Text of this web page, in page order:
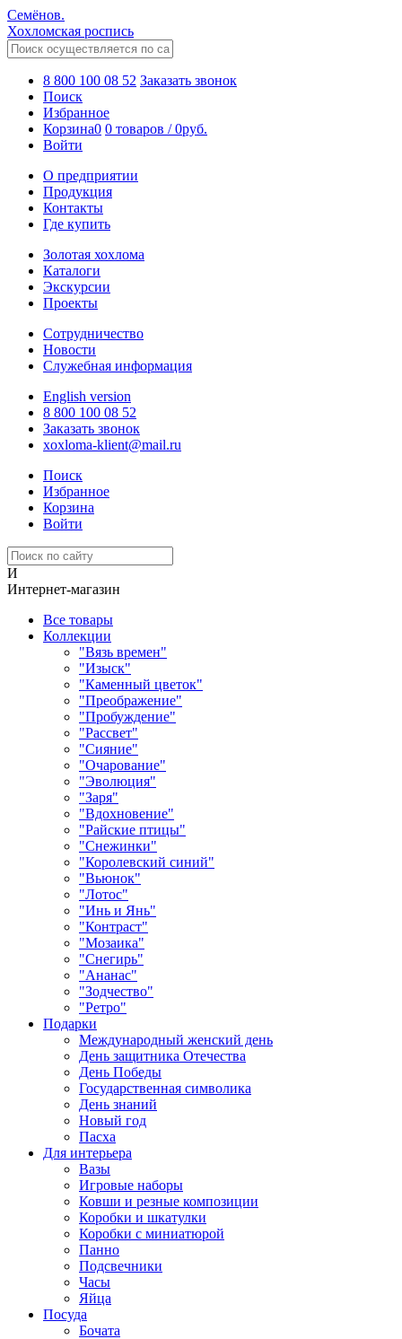
Семёнов.
Хохломская роспись
8 800 100 08 52 Заказать звонок
Поиск
Избранное
Корзина0 0 товаров /0руб.
Войти
О предприятии
Продукция
Контакты
Где купить
Золотая хохлома
Каталоги
Экскурсии
Проекты
Сотрудничество
Новости
Служебная информация
English version
8 800 100 08 52
Заказать звонок
xoxloma-klient@mail.ru
Поиск
Избранное
Корзина
Войти
И
Интернет-магазин
Все товары
Коллекции
"Вязь времен"
"Изыск"
"Каменный цветок"
"Преображение"
"Пробуждение"
"Рассвет"
"Сияние"
"Очарование"
"Эволюция"
"Заря"
"Вдохновение"
"Райские птицы"
"Снежинки"
"Королевский синий"
"Вьюнок"
"Лотос"
"Инь и Янь"
"Контраст"
"Мозаика"
"Снегирь"
"Ананас"
"Зодчество"
"Ретро"
Подарки
Международный женский день
День защитника Отечества
День Победы
Государственная символика
День знаний
Новый год
Пасха
Для интерьера
Вазы
Игровые наборы
Ковши и резные композиции
Коробки и шкатулки
Коробки с миниатюрой
Панно
Подсвечники
Часы
Яйца
Посуда
Бочата